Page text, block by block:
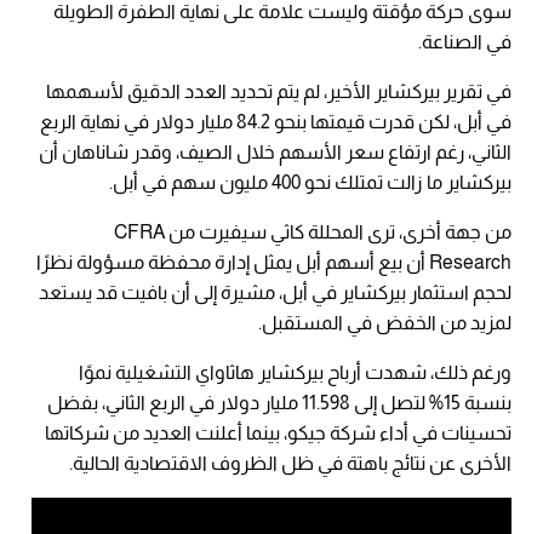
سوى حركة مؤقتة وليست علامة على نهاية الطفرة الطويلة
في الصناعة.
في تقرير بيركشاير الأخير، لم يتم تحديد العدد الدقيق لأسهمها
في أبل، لكن قدرت قيمتها بنحو 84.2 مليار دولار في نهاية الربع
الثاني، رغم ارتفاع سعر الأسهم خلال الصيف، وقدر شاناهان أن
بيركشاير ما زالت تمتلك نحو 400 مليون سهم في أبل.
من جهة أخرى، ترى المحللة كاثي سيفيرت من CFRA
Research أن بيع أسهم أبل يمثل إدارة محفظة مسؤولة نظرًا
لحجم استثمار بيركشاير في أبل، مشيرة إلى أن بافيت قد يستعد
لمزيد من الخفض في المستقبل.
ورغم ذلك، شهدت أرباح بيركشاير هاثاواي التشغيلية نموًا
بنسبة 15% لتصل إلى 11.598 مليار دولار في الربع الثاني، بفضل
تحسينات في أداء شركة جيكو، بينما أعلنت العديد من شركاتها
الأخرى عن نتائج باهتة في ظل الظروف الاقتصادية الحالية.